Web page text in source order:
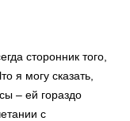
сторонник того,
я могу сказать,
– ей гораздо
с